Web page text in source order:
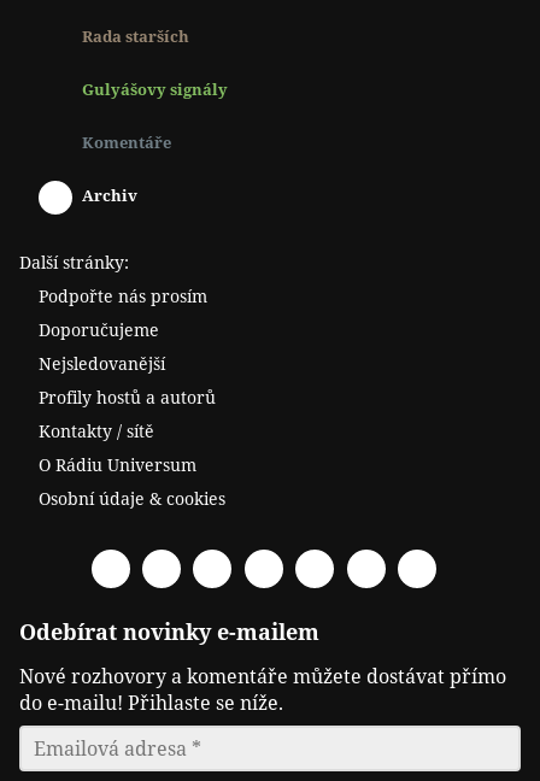
Rada starších
Gulyášovy signály
Komentáře
Archiv
Další stránky:
Podpořte nás prosím
Doporučujeme
Nejsledovanější
Profily hostů a autorů
Kontakty / sítě
O Rádiu Universum
Osobní údaje & cookies
FacebookSpotify YouTubeTwitter RSS TelegramOdysee
Odebírat novinky e-mailem
Nové rozhovory a komentáře můžete dostávat přímo
do e-mailu! Přihlaste se níže.